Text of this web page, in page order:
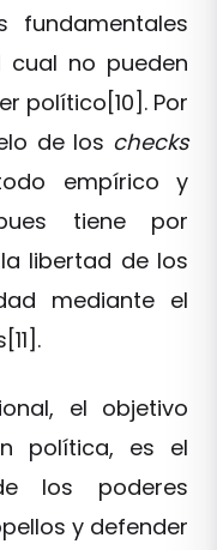
fundamentales
no pueden
político[10]. Por
de los checks
empírico y
tiene por
libertad de los
mediante el
el objetivo
política, es el
los poderes
y defender